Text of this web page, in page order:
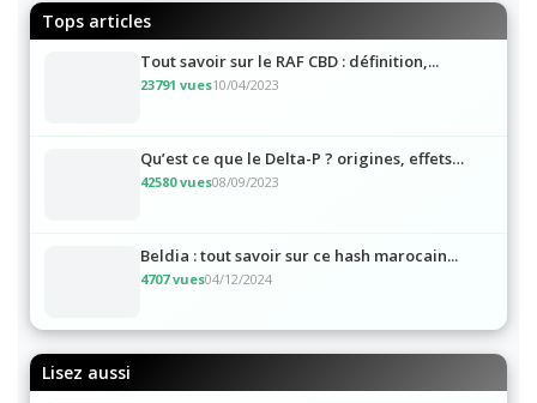
Tops articles
Tout savoir sur le RAF CBD : définition,...
23791 vues10/04/2023
Qu’est ce que le Delta-P ? origines, effets…
42580 vues08/09/2023
Beldia : tout savoir sur ce hash marocain...
4707 vues04/12/2024
Lisez aussi